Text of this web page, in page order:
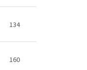
134
160